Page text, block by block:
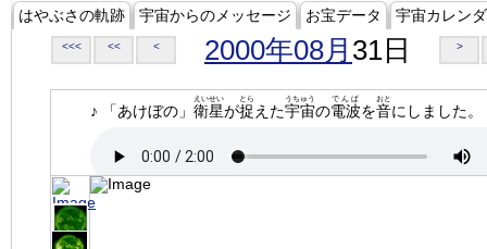
はやぶさの軌跡 宇宙からのメッセージ お宝データ 宇宙カレン
<<< << < 2000年08月 31日 >
♪ 「あけぼの」 衛星
えいせい
が捉
とら
えた宇宙
うちゅう
の電波
でんぱ
を音
おと
にしました。